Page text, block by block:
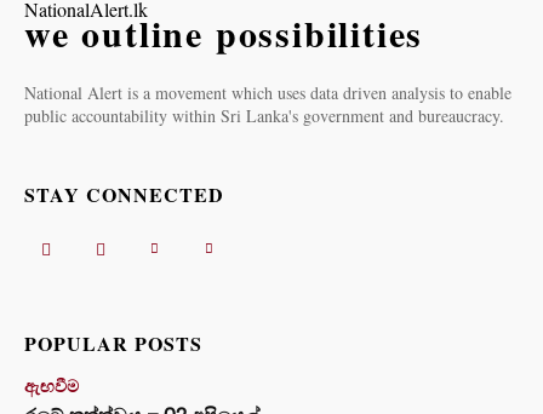
NationalAlert.lk
we outline possibilities
National Alert is a movement which uses data driven analysis to enable
public accountability within Sri Lanka's government and bureaucracy.
STAY CONNECTED
POPULAR POSTS
ඇඟවීම